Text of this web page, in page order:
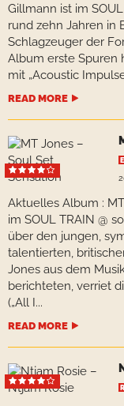
Gillmann ist im
rund zehn Jahren in
Schlagzeuger der
Album erste Spuren
mit „Acoustic
READ MORE
Aktuelles Album :
im SOUL TRAIN @
über den jungen,
talentierten,
Jones aus dem
berichteten, verriet
(„All I...
READ MORE